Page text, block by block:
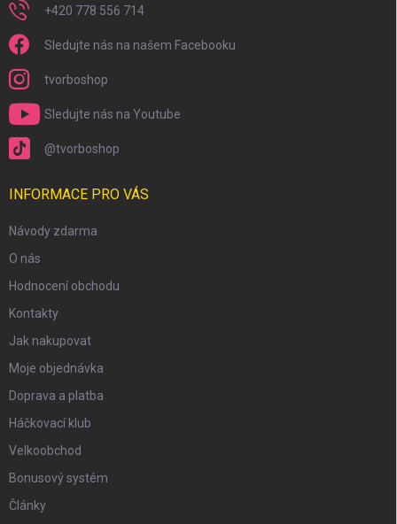
+420 778 556 714
Sledujte nás na našem Facebooku
tvorboshop
Sledujte nás na Youtube
@tvorboshop
INFORMACE PRO VÁS
Návody zdarma
O nás
Hodnocení obchodu
Kontakty
Jak nakupovat
Moje objednávka
Doprava a platba
Háčkovací klub
Velkoobchod
Bonusový systém
Články